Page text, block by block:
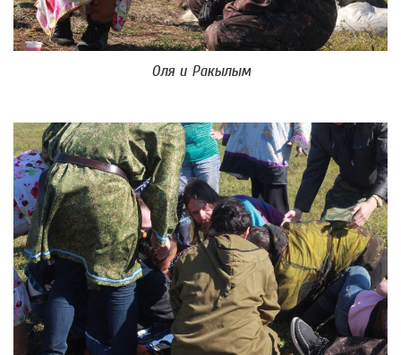
Оля и Ракылым